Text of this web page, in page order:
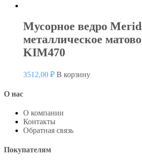
Мусорное ведро
металлическое
KIM470
3512,00 ₽ В корзину
О нас
О компании
Контакты
Обратная связь
Покупателям